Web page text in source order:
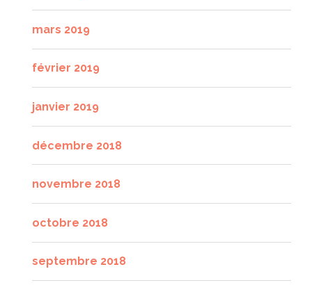
mars 2019
février 2019
janvier 2019
décembre 2018
novembre 2018
octobre 2018
septembre 2018